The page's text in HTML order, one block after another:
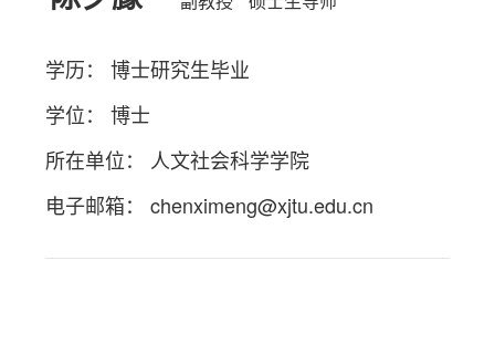
学历： 博士研究生毕业
学位： 博士
所在单位： 人文社会科学学院
电子邮箱：chenximeng@xjtu.edu.cn